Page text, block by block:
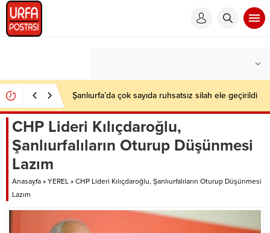
Şanlıurfa’da çok sayıda ruhsatsız silah ele geçirildi
CHP Lideri Kılıçdaroğlu,
Şanlıurfalıların Oturup Düşünmesi
Lazım
Anasayfa » YEREL » CHP Lideri Kılıçdaroğlu, Şanlıurfalıların Oturup Düşünmesi
Lazım